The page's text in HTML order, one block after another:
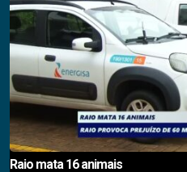
Raio mata 16 animais